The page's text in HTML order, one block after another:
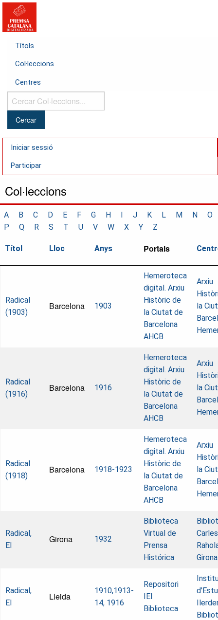
Títols
Col·leccions
Centres
Cercar
Col·leccions...
Iniciar sessió
Participar
Col·leccions
A B C D E F G H I J K L M N
O
P
Q R S T U V W X Y Z
Títol Lloc Anys Portals
Radical
(1903)
Barcelona 1903
Hemeroteca
digital. Arxiu
Històric de
la Ciutat de
Barcelona
AHCB
Arxiu
la
Radical
(1916)
Barcelona 1916
Hemeroteca
digital. Arxiu
Històric de
la Ciutat de
Barcelona
AHCB
Arxiu
la
Radical
(1918)
Barcelona 1918-1923
Hemeroteca
digital. Arxiu
Històric de
la Ciutat de
Barcelona
AHCB
Arxiu
la
Radical,
El
Girona 1932
Biblioteca
Virtual de
Prensa
Histórica
Carles
Girona
Radical,
El
Lleida
1910,1913-
14, 1916
Repositori
IEI
Biblioteca